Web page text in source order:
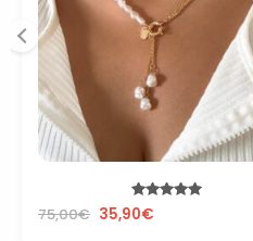
Note
4.78
75,00€ 35,90€